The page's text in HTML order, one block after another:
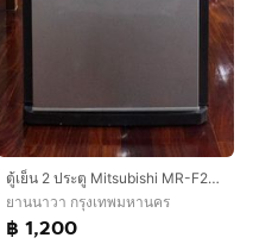
ตู้เย็น 2 ประตู Mitsubishi MR-F23G-SL ขนาด 7 คิว
ยานนาวา กรุงเทพมหานคร
฿ 1,200